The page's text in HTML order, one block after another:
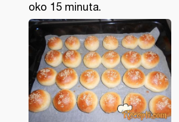
oko 15 minuta.